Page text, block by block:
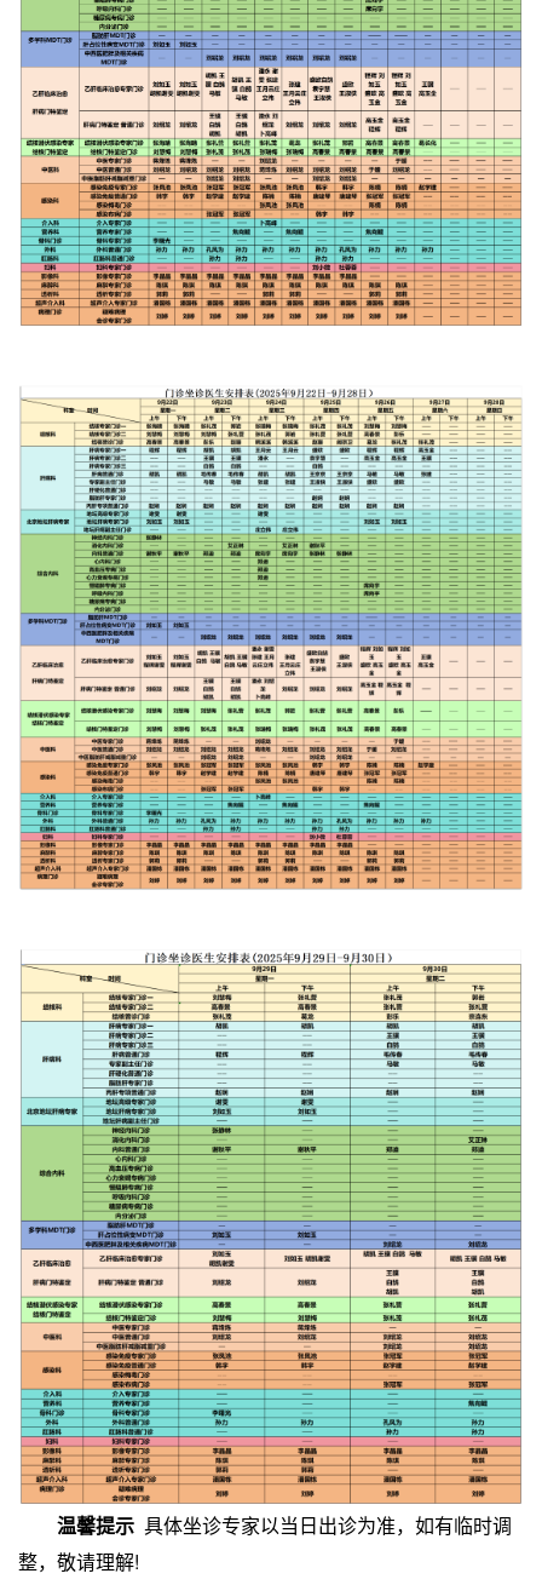
温馨提示 具体坐诊专家以当日出诊为准，如有临时调
整，敬请理解!